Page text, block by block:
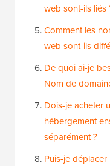
web sont-ils liés
Comment les
web sont-ils
De quoi ai-je
Nom de
Dois-je acheter
hébergement
séparément ?
Puis-je